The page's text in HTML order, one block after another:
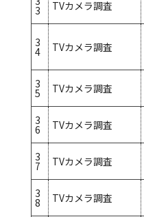
3 TVカメラ調査
3
4 TVカメラ調査
3
5 TVカメラ調査
3
6 TVカメラ調査
3
7 TVカメラ調査
3
8 TVカメラ調査